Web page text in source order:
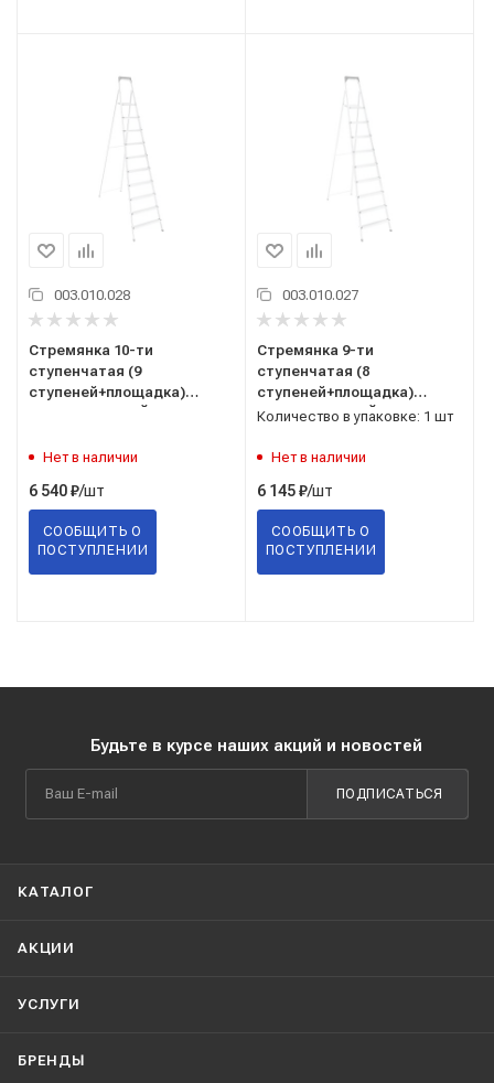
003.010.028
Стремянка 10-ти
ступенчатая (9
ступеней+площадка)
51298946-2009
Нет в наличии
6 540₽/шт
СООБЩИТЬ О
ПОСТУПЛЕНИИ
003.010.027
Стремянка 9-ти
ступенчатая (8
ступеней+площадка)
стальная САРАЙЛЫ-М,
51298946-2009
Количество в упаковке: 1 шт
Нет в наличии
6 145₽/шт
СООБЩИТЬ О
ПОСТУПЛЕНИИ
Будьте в курсе наших акций и новостей
ПОДПИСАТЬСЯ
КАТАЛОГ
АКЦИИ
УСЛУГИ
БРЕНДЫ